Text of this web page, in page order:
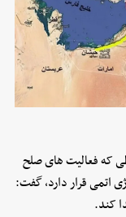
که فعالیت های صلح
اتمی قرار دارد، گفت:
کند.